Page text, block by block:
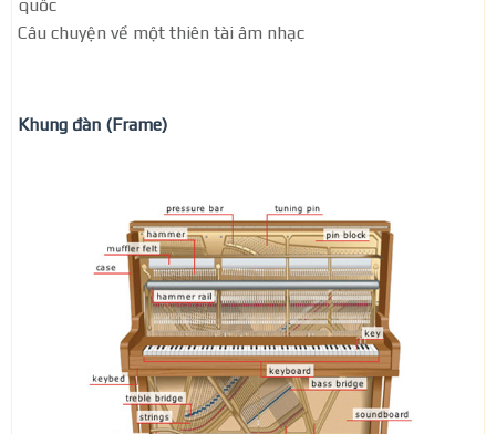
quốc
Câu chuyện về một thiên tài âm nhạc
Khung đàn (Frame)